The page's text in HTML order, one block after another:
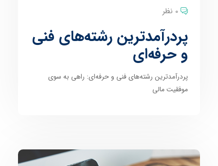
0 نظر
پردرآمدترین رشته‌های فنی
و حرفه‌ای
پردرآمدترین رشته‌های فنی و حرفه‌ای: راهی به سوی
موفقیت مالی